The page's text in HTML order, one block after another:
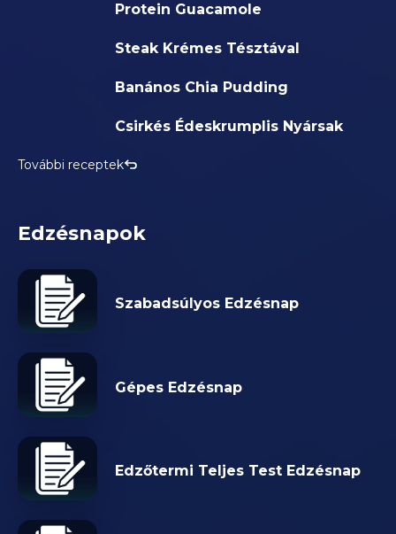
Protein Guacamole
Steak Krémes Tésztával
Banános Chia Pudding
Csirkés Édeskrumplis Nyársak
További receptek
Edzésnapok
Szabadsúlyos Edzésnap
Gépes Edzésnap
Edzőtermi Teljes Test Edzésnap